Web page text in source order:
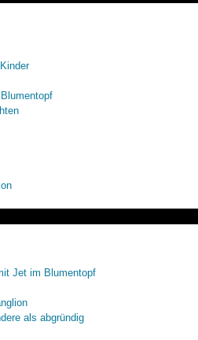
Jet im Blumentopf
als abgründig